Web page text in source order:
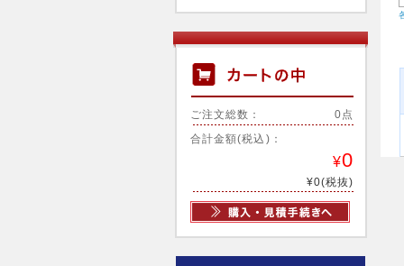
ご注文総数： 0点
合計金額(税込)：
¥0
¥0(税抜)